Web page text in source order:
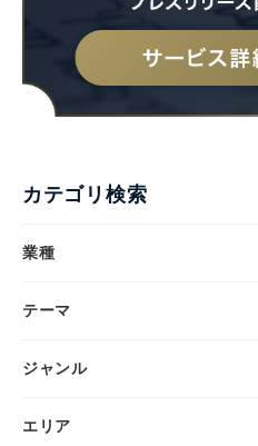
カテゴリ検索
業種
テーマ
ジャンル
エリア